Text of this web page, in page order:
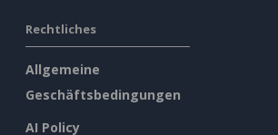
Rechtliches
Allgemeine
Geschäftsbedingungen
AI Policy